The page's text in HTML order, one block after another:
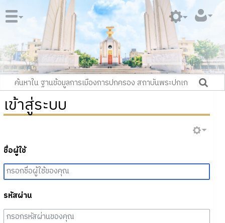
เข้าสู่ระบบ
ชื่อผู้ใช้
รหัสผ่าน